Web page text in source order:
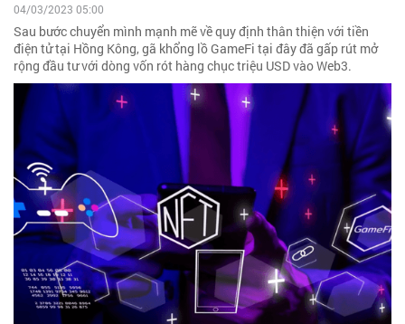
04/03/2023 05:00
Sau bước chuyển mình mạnh mẽ về quy định thân thiện với tiền
điện tử tại Hồng Kông, gã khổng lồ GameFi tại đây đã gấp rút mở
rộng đầu tư với dòng vốn rót hàng chục triệu USD vào Web3.